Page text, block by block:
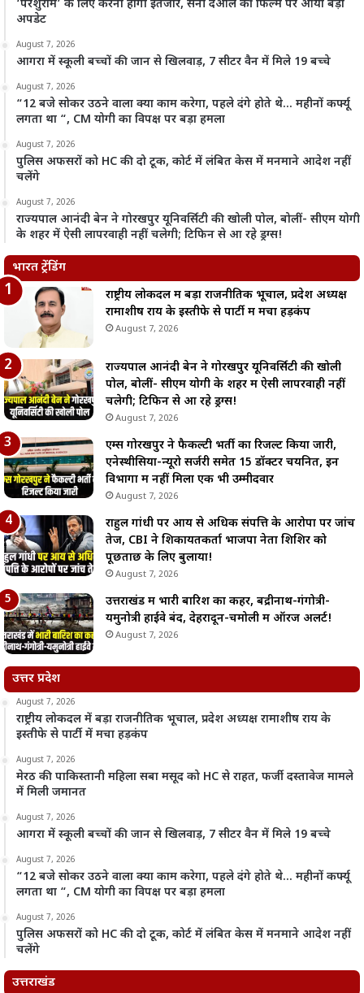
‘परशुराम’ के लिए करना होगा इंतजार, सनी देओल की फिल्म पर आया बड़ा
अपडेट
August 7, 2026
आगरा में स्कूली बच्चों की जान से खिलवाड़, 7 सीटर वैन में मिले 19 बच्चे
August 7, 2026
“12 बजे सोकर उठने वाला क्या काम करेगा, पहले दंगे होते थे… महीनों कर्फ्यू
लगता था “, CM योगी का विपक्ष पर बड़ा हमला
August 7, 2026
पुलिस अफसरों को HC की दो टूक, कोर्ट में लंबित केस में मनमाने आदेश नहीं
चलेंगे
August 7, 2026
राज्यपाल आनंदी बेन ने गोरखपुर यूनिवर्सिटी की खोली पोल, बोलीं- सीएम योगी
के शहर में ऐसी लापरवाही नहीं चलेगी; टिफिन से आ रहे ड्रग्स!
भारत ट्रेंडिंग
राष्ट्रीय लोकदल में बड़ा राजनीतिक भूचाल, प्रदेश अध्यक्ष
रामाशीष राय के इस्तीफे से पार्टी में मचा हड़कंप
August 7, 2026
राज्यपाल आनंदी बेन ने गोरखपुर यूनिवर्सिटी की खोली
पोल, बोलीं- सीएम योगी के शहर में ऐसी लापरवाही नहीं
चलेगी; टिफिन से आ रहे ड्रग्स!
August 7, 2026
एम्स गोरखपुर ने फैकल्टी भर्ती का रिजल्ट किया जारी,
एनेस्थीसिया-न्यूरो सर्जरी समेत 15 डॉक्टर चयनित, इन
विभागों में नहीं मिला एक भी उम्मीदवार
August 7, 2026
राहुल गांधी पर आय से अधिक संपत्ति के आरोपों पर जांच
तेज, CBI ने शिकायतकर्ता भाजपा नेता शिशिर को
पूछताछ के लिए बुलाया!
August 7, 2026
उत्तराखंड में भारी बारिश का कहर, बद्रीनाथ-गंगोत्री-
यमुनोत्री हाईवे बंद, देहरादून-चमोली में ऑरेंज अलर्ट!
August 7, 2026
उत्तर प्रदेश
August 7, 2026
राष्ट्रीय लोकदल में बड़ा राजनीतिक भूचाल, प्रदेश अध्यक्ष रामाशीष राय के
इस्तीफे से पार्टी में मचा हड़कंप
August 7, 2026
मेरठ की पाकिस्तानी महिला सबा मसूद को HC से राहत, फर्जी दस्तावेज मामले
में मिली जमानत
August 7, 2026
आगरा में स्कूली बच्चों की जान से खिलवाड़, 7 सीटर वैन में मिले 19 बच्चे
August 7, 2026
“12 बजे सोकर उठने वाला क्या काम करेगा, पहले दंगे होते थे… महीनों कर्फ्यू
लगता था “, CM योगी का विपक्ष पर बड़ा हमला
August 7, 2026
पुलिस अफसरों को HC की दो टूक, कोर्ट में लंबित केस में मनमाने आदेश नहीं
चलेंगे
उत्तराखंड